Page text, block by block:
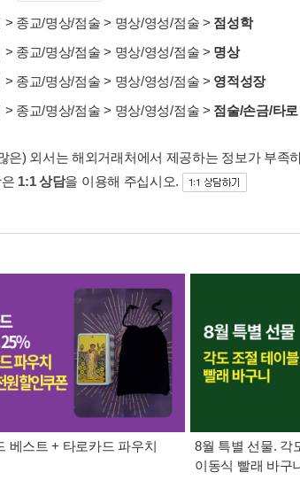
> 종교/명상/점술 > 명상/영성/점술 > 점성학
> 종교/명상/점술 > 명상/영성/점술 > 명상
> 종교/명상/점술 > 명상/영성/점술 > 영적성장
> 종교/명상/점술 > 명상/영성/점술 > 점술/손금/타로
은) 외서는 해외거래처에서 제공하는 정보가 부족
1:1 상담을 이용해 주십시오.
베스트 + 타로카드 파우치
8월 특별 선물. 각
이동식 빨래 바구